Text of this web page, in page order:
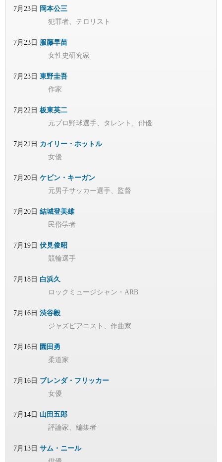
7月23日 岡本公三
犯罪者、テロリスト
7月23日 服藤早苗
女性史研究家
7月23日 東野圭吾
作家
7月22日 板東英二
元プロ野球選手、タレント、俳優
7月21日 カイリー・ホットル
女優
7月20日 ケビン・キーガン
元男子サッカー選手、監督
7月20日 結城登美雄
民俗学者
7月19日 伏見俊昭
競輪選手
7月18日 白浜久
ロックミュージシャン・ARB
7月16日 渋谷毅
ジャズピアニスト、作曲家
7月16日 園田勇
柔道家
7月16日 ブレンダ・フリッカー
女優
7月14日 山田五郎
評論家、編集者
7月13日 サム・ニール